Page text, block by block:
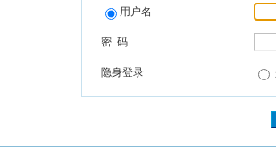
用户名
密 码
隐身登录